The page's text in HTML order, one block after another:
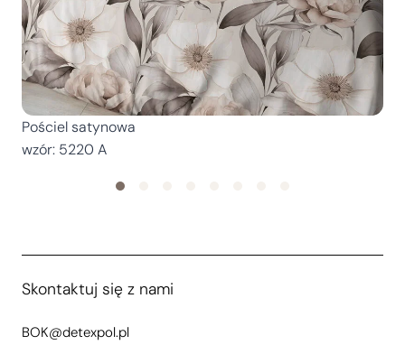
Pościel satynowa
wzór: 5220 A
Skontaktuj się z nami
BOK@detexpol.pl